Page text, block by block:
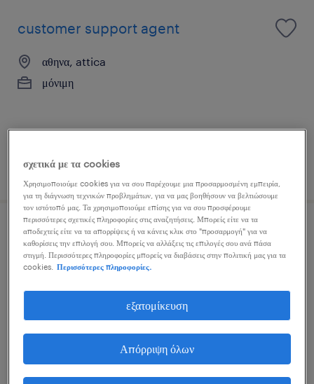
customer support agent
αθηνα, attica
μόνιμη
δημοσιεύτηκε 22 ιουλίου 2026
collections portfolio manager
kallithea, attica
μόνιμη
δημοσιεύτηκε 29 ιουλίου 2026
σχετικά με τα cookies
Χρησιμοποιούμε cookies για να σου παρέχουμε μια προσαρμοσμένη εμπειρία,
για τη διάγνωση τεχνικών προβλημάτων, για να μας βοηθήσουν να βελτιώσουμε
τον ιστότοπό μας. Τα χρησιμοποιούμε επίσης για να σου προσφέρουμε
περισσότερες σχετικές πληροφορίες στις αναζητήσεις. Μπορείς είτε να τα
αποδεχτείς είτε να τα απορρίψεις ή να κάνεις κλικ στο "προσαρμογή" για να
καθορίσεις την επιλογή σου. Μπορείς να αλλάξεις τις επιλογές σου ανά πάσα
στιγμή. Περισσότερες πληροφορίες μπορείς να διαβάσεις στην πολιτική μας για τα
cookies.
Περισσότερες πληροφορίες.
εξατομίκευση
Απόρριψη όλων